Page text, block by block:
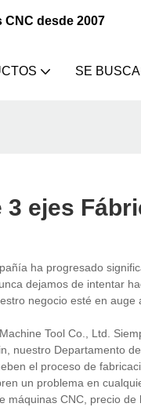
desde 2007
SE
3 ejes
ha progresado
dejamos de intentar
negocio esté en auge
Tool Co., Ltd.
nuestro Departamento
el proceso de
un problema en
CNC, precio de